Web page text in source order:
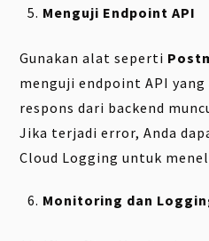
Menguji Endpoint API
Gunakan alat seperti
menguji endpoint API
respons dari backend
Jika terjadi error, Anda
Cloud Logging untuk
Monitoring dan